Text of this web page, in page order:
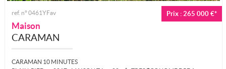
Prix : 265 000 €*
ref. n° 0461YFav
Maison
CARAMAN
CARAMAN 10 MINUTES